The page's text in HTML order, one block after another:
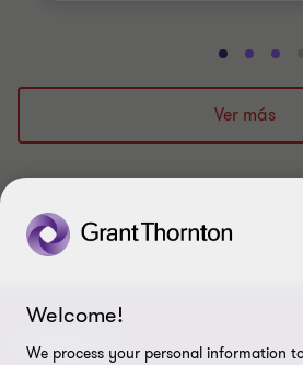
Ir
a
la
de
Ir
a
la
de
Ir
a
la
de
Ver más
CONNECT
Welcome!
We process your personal information